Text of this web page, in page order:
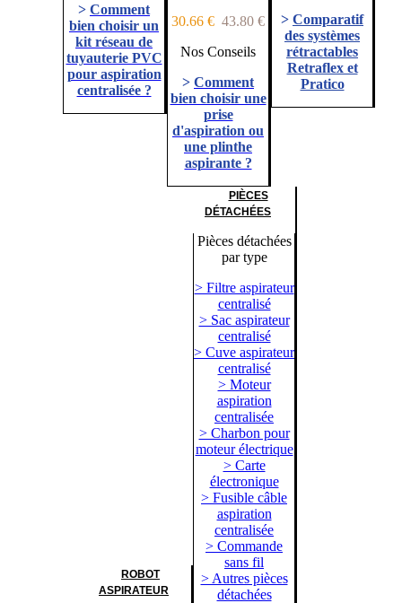
> Comment
bien choisir un
kit réseau de
tuyauterie PVC
pour aspiration
centralisée ?
30.66 € 43.80 €
Nos Conseils
> Comment
bien choisir une
prise
d'aspiration ou
une plinthe
aspirante ?
> Comparatif
des systèmes
rétractables
Retraflex et
Pratico
ROBOT
ASPIRATEUR
PIÈCES
DÉTACHÉES
Pièces détachées
par type
> Filtre aspirateur
centralisé
> Sac aspirateur
centralisé
> Cuve aspirateur
centralisé
> Moteur
aspiration
centralisée
> Charbon pour
moteur électrique
> Carte
électronique
> Fusible câble
aspiration
centralisée
> Commande
sans fil
> Autres pièces
détachées